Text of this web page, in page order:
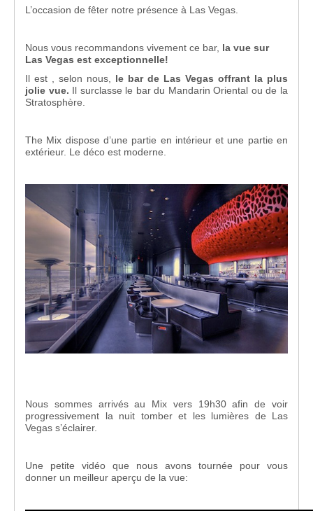
L’occasion de fêter notre présence à Las Vegas.
Nous vous recommandons vivement ce bar, la vue sur
Las Vegas est exceptionnelle!
Il est , selon nous, le bar de Las Vegas offrant la plus
jolie vue. Il surclasse le bar du Mandarin Oriental ou de la
Stratosphère.
The Mix dispose d’une partie en intérieur et une partie en
extérieur. Le déco est moderne.
Nous sommes arrivés au Mix vers 19h30 afin de voir
progressivement la nuit tomber et les lumières de Las
Vegas s’éclairer.
Une petite vidéo que nous avons tournée pour vous
donner un meilleur aperçu de la vue: